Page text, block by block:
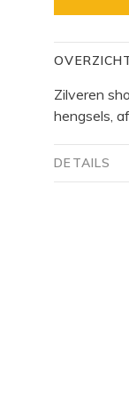
Zilveren
hengsels,
DETAILS